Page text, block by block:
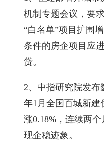
机制专题会议，要
“白名单”项目扩围
条件的房企项目应
贷。
2、中指研究院发布
年1月全国百城新建
涨0.18%，连续两
现企稳迹象。